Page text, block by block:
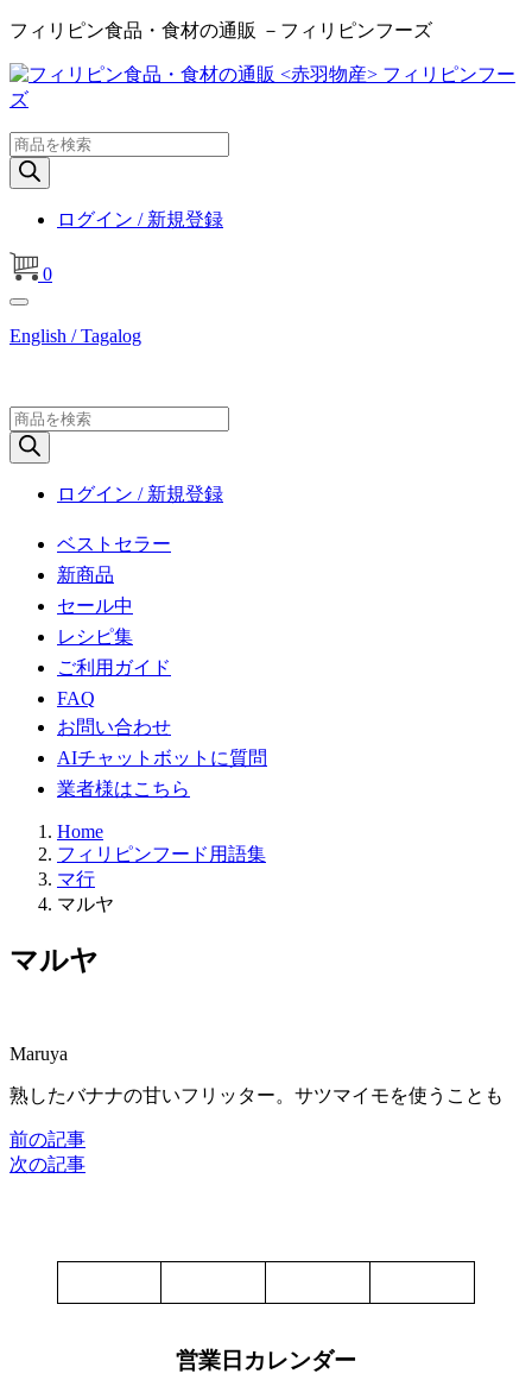
フィリピン食品・食材の通販 －フィリピンフーズ
商
品
検
ログイン / 新規登録
0
English / Tagalog
商
品
検
ログイン / 新規登録
ベストセラー
新商品
セール中
レシピ集
ご利用ガイド
FAQ
お問い合わせ
AIチャットボットに質問
業者様はこちら
Home
フィリピンフード用語集
マ行
マルヤ
マルヤ
Maruya
熟したバナナの甘いフリッター。サツマイモを使うことも
前の記事
次の記事
営業日カレンダー